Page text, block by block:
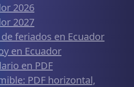
2026
2027
feriados en Ecuador
en Ecuador
en PDF
PDF horizontal,